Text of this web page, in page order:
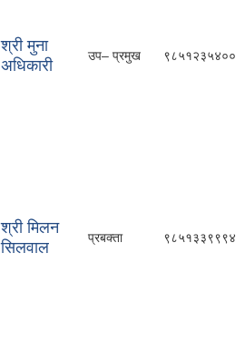
श्री मुना
अधिकारी
उप– प्रमुख ९८५१२३५४००
श्री मिलन
सिलवाल
प्रबक्ता ९८५१३३९९९४